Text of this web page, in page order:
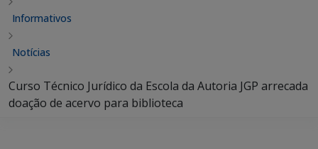
Informativos
Notícias
Curso Técnico Jurídico da Escola da Autoria JGP arrecada
doação de acervo para biblioteca